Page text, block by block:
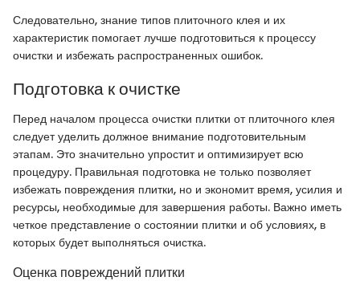
Следовательно, знание типов плиточного клея и их
характеристик помогает лучше подготовиться к процессу
очистки и избежать распространенных ошибок.
Подготовка к очистке
Перед началом процесса очистки плитки от плиточного клея
следует уделить должное внимание подготовительным
этапам. Это значительно упростит и оптимизирует всю
процедуру. Правильная подготовка не только позволяет
избежать повреждения плитки, но и экономит время, усилия и
ресурсы, необходимые для завершения работы. Важно иметь
четкое представление о состоянии плитки и об условиях, в
которых будет выполняться очистка.
Оценка повреждений плитки